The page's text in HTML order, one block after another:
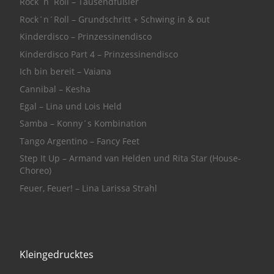
Rock´n´Roll – Grundschritt + Schwing in & out
Kinderdisco – Prinzessinendisco
Kinderdisco Part 4 – Prinzessinendisco
Ich bin bereit – Vaiana
Cannibal – Kesha
Egal – Lina und Lois Held
Samba – Konny´s Kombination
Tango Argentino – Fancy Feet
Step It Up – Armand van Helden und Rita Star (House-
Choreo)
Feuer, Feuer! – Lina Larissa Strahl
Kleingedrucktes